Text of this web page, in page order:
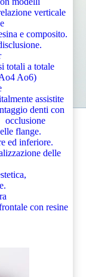
verticale
e composito.
totali a totale
Ao6)
assistite
denti con
occlusione
flange.
ed inferiore.
delle
con resine